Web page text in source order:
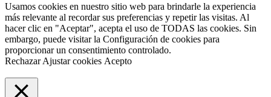
Usamos cookies en nuestro sitio web para brindarle la experiencia
más relevante al recordar sus preferencias y repetir las visitas. Al
hacer clic en "Aceptar", acepta el uso de TODAS las cookies. Sin
embargo, puede visitar la Configuración de cookies para
proporcionar un consentimiento controlado.
Rechazar Ajustar cookies Acepto